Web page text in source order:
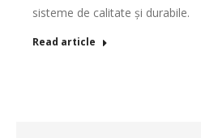
sisteme de calitate și durabile.
Read article